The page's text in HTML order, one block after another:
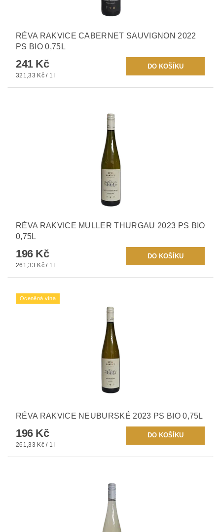
RÉVA RAKVICE CABERNET SAUVIGNON 2022
PS BIO 0,75L
241 Kč
321,33 Kč / 1 l
RÉVA RAKVICE MULLER THURGAU 2023 PS BIO
0,75L
196 Kč
261,33 Kč / 1 l
Oceněná vína
RÉVA RAKVICE NEUBURSKÉ 2023 PS BIO 0,75L
196 Kč
261,33 Kč / 1 l